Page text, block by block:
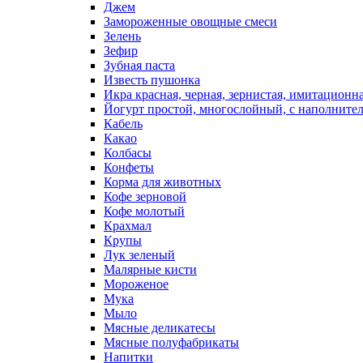
Джем
Замороженные овощные смеси
Зелень
Зефир
Зубная паста
Известь пушонка
Икра красная, черная, зернистая,
Йогурт простой, многослойный, с
Кабель
Какао
Колбасы
Конфеты
Корма для животных
Кофе зерновой
Кофе молотый
Крахмал
Крупы
Лук зеленый
Малярные кисти
Мороженое
Мука
Мыло
Мясные деликатесы
Мясные полуфабрикаты
Напитки